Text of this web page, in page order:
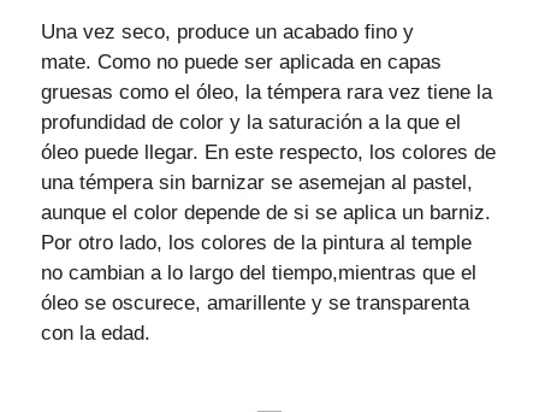
Una vez seco, produce un acabado fino y
mate. Como no puede ser aplicada en capas
gruesas como el óleo, la témpera rara vez tiene la
profundidad de color y la saturación a la que el
óleo puede llegar. En este respecto, los colores de
una témpera sin barnizar se asemejan al pastel,
aunque el color depende de si se aplica un barniz.
Por otro lado, los colores de la pintura al temple
no cambian a lo largo del tiempo,mientras que el
óleo se oscurece, amarillente y se transparenta
con la edad.